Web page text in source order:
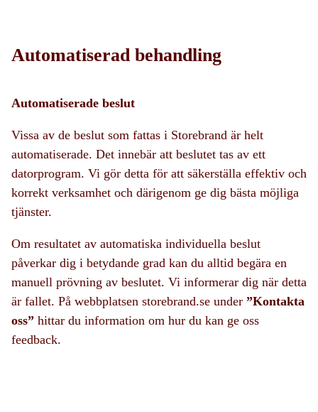
Automatiserad behandling
Automatiserade beslut
Vissa av de beslut som fattas i Storebrand är helt
automatiserade. Det innebär att beslutet tas av ett
datorprogram. Vi gör detta för att säkerställa effektiv och
korrekt verksamhet och därigenom ge dig bästa möjliga
tjänster.
Om resultatet av automatiska individuella beslut
påverkar dig i betydande grad kan du alltid begära en
manuell prövning av beslutet. Vi informerar dig när detta
är fallet. På webbplatsen storebrand.se under ”Kontakta
oss” hittar du information om hur du kan ge oss
feedback.